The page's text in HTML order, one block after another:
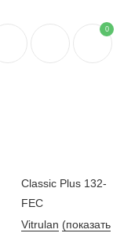
0
Classic Plus 132-
FEC
Vitrulan (показать